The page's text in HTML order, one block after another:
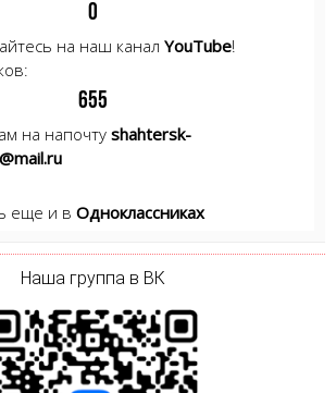
0
на наш канал YouTube!
655
на напочтуshahtersk-
еще и в Одноклассниках
Наша группа в ВК